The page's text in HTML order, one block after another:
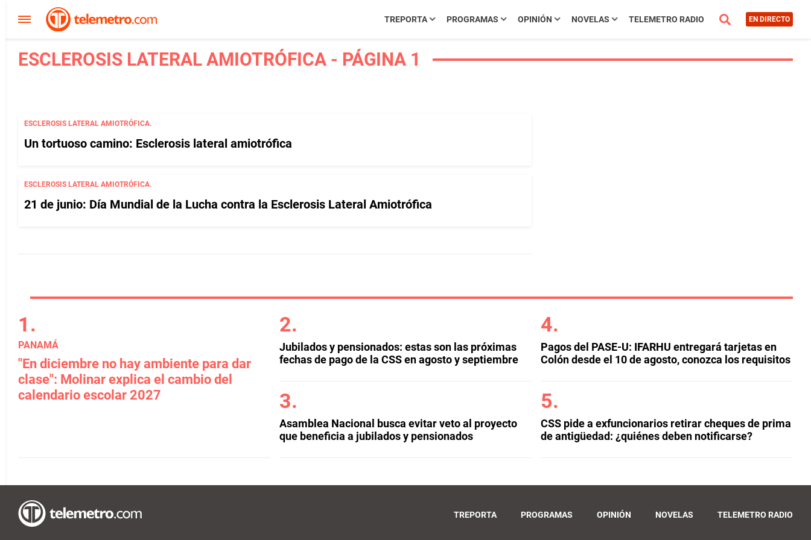
TREPORTA PROGRAMAS OPINIÓN NOVELAS TELEMETRO RADIO EN DIRECTO
ESCLEROSIS LATERAL AMIOTRÓFICA - PÁGINA 1
ESCLEROSIS LATERAL AMIOTRÓFICA.
Un tortuoso camino: Esclerosis lateral amiotrófica
ESCLEROSIS LATERAL AMIOTRÓFICA.
21 de junio: Día Mundial de la Lucha contra la Esclerosis Lateral Amiotrófica
PANAMÁ
"En diciembre no hay ambiente para dar
clase": Molinar explica el cambio del
calendario escolar 2027
Jubilados y pensionados: estas son las próximas
fechas de pago de la CSS en agosto y septiembre
Asamblea Nacional busca evitar veto al proyecto
que beneficia a jubilados y pensionados
Pagos del PASE-U: IFARHU entregará tarjetas en
Colón desde el 10 de agosto, conozca los requisitos
CSS pide a exfuncionarios retirar cheques de prima
de antigüedad: ¿quiénes deben notificarse?
TREPORTA PROGRAMAS OPINIÓN NOVELAS TELEMETRO RADIO